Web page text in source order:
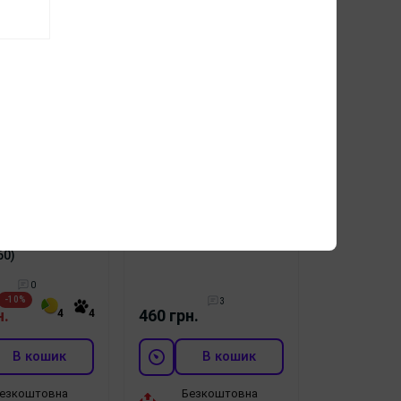
0
4 4
-10%
В кошик
3
460 грн.
В кошик
Безкоштовна